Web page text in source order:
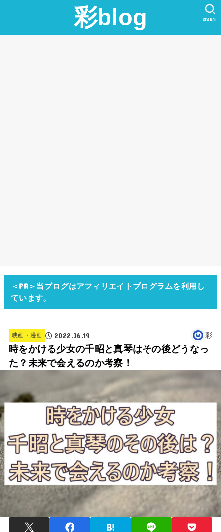
彩blog SEARCH
＜PR＞当ブログはアフィリエイトプログラムを利用し
ています。
映画・漫画 2022.06.19 彩
時をかける少女の千昭と真琴はその後どうなっ
た？未来で会えるのか考察！